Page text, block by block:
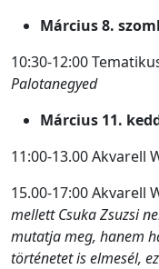
Március 8.
10:30-12:00
Palotanegyed
Március 11.
11:00-13.00 Akvarell
15.00-17:00 Akvarell
mellett Csuka Zsuzsi
mutatja meg, hanem
történetet is elmesél,